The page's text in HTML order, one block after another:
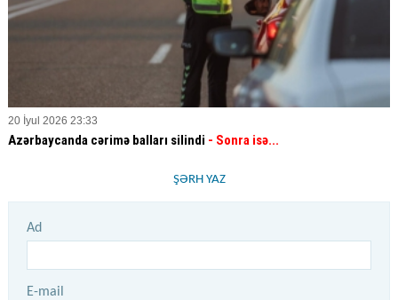
20 İyul 2026 23:33
Azərbaycanda cərimə balları silindi - Sonra isə...
ŞƏRH YAZ
Ad
E-mail